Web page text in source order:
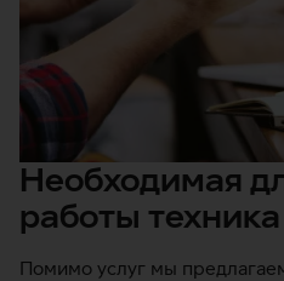
Необходимая
работы техника
Помимо услуг мы